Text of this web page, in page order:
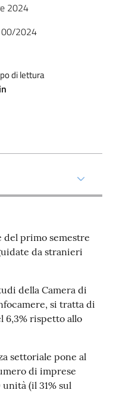
2024
2024
di lettura
del primo semestre
da stranieri
della Camera di
si tratta di
6,3% rispetto allo
settoriale pone al
di imprese
(il 31% sul